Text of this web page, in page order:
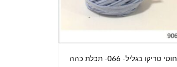
חוטי טריקו בגליל- 066- תכלת כהה